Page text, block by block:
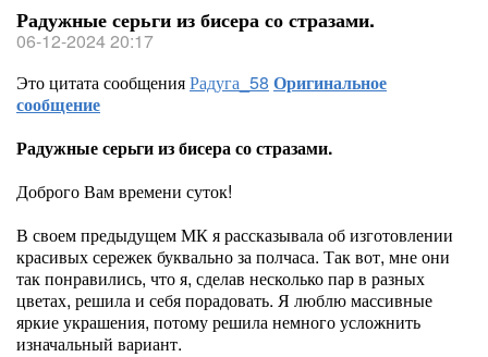
Радужные серьги из бисера со стразами.
06-12-2024 20:17
Это цитата сообщенияРадуга_58 Оригинальное
сообщение
Радужные серьги из бисера со стразами.
Доброго Вам времени суток!
В своем предыдущем МК я рассказывала об изготовлении
красивых сережек буквально за полчаса. Так вот, мне они
так понравились, что я, сделав несколько пар в разных
цветах, решила и себя порадовать. Я люблю массивные
яркие украшения, потому решила немного усложнить
изначальный вариант.